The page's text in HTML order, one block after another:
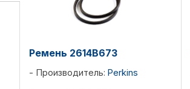
Ремень 2614B673
Производитель: Perkins